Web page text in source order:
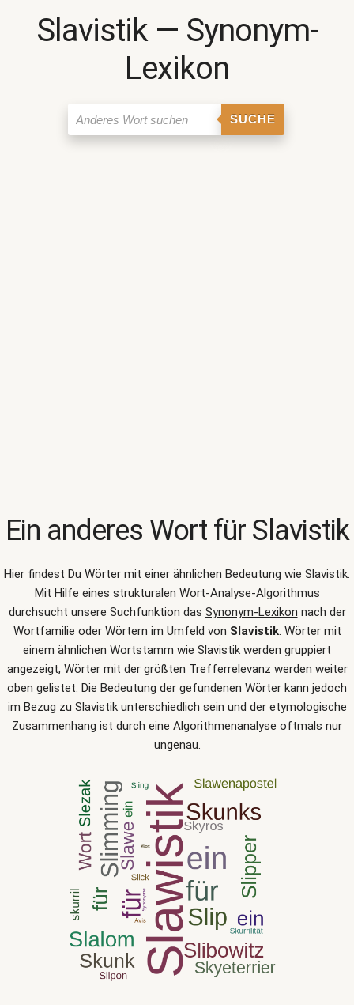
Slavistik ― Synonym-
Lexikon
SUCHE
Ein anderes Wort für Slavistik
Hier findest Du Wörter mit einer ähnlichen Bedeutung wie Slavistik.
Mit Hilfe eines strukturalen Wort-Analyse-Algorithmus
durchsucht unsere Suchfunktion das Synonym-Lexikon nach der
Wortfamilie oder Wörtern im Umfeld von Slavistik. Wörter mit
einem ähnlichen Wortstamm wie Slavistik werden gruppiert
angezeigt, Wörter mit der größten Trefferrelevanz werden weiter
oben gelistet. Die Bedeutung der gefundenen Wörter kann jedoch
im Bezug zu Slavistik unterschiedlich sein und der etymologische
Zusammenhang ist durch eine Algorithmenanalyse oftmals nur
ungenau.